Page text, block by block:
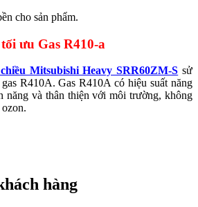
cho sản phẩm.
ưu Gas R410-a
Mitsubishi Heavy SRR60ZM-S sử
R410A. Gas R410A có hiệu suất năng
năng và thân thiện với môi trường, không
hàng